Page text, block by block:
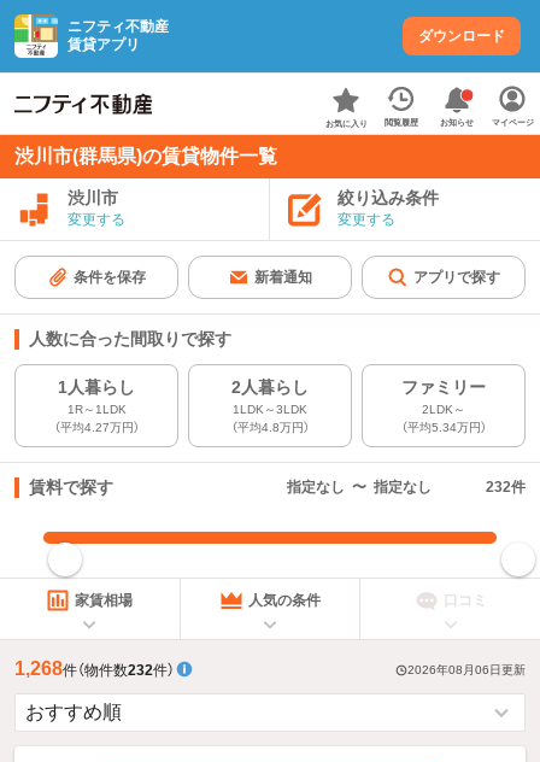
ニフティ不動産
賃貸アプリ
ダウンロード
お気に入り 閲覧履歴 お知らせ マイページ
渋川市(群馬県)の賃貸物件一覧
渋川市
変更する
絞り込み条件
変更する
条件を保存 新着通知 アプリで探す
人数に合った間取りで探す
1人暮らし
1R～1LDK
（平均4.27万円）
2人暮らし
1LDK～3LDK
（平均4.8万円）
ファミリー
2LDK～
（平均5.34万円）
賃料で探す 指定なし 〜 指定なし 232件
指定した賃料で絞り込む
家賃相場 人気の条件 口コミ
1,268件（物件数232件） 2026年08月06日更新